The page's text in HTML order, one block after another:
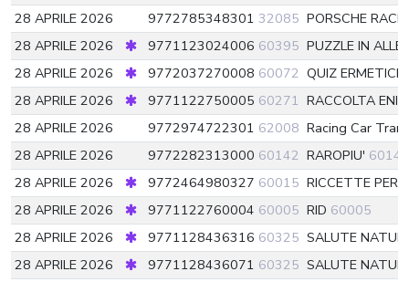
28 APRILE 2026
9772785348301 32085 PORSCHE
28 APRILE 2026
9771123024006 60395 PUZZLE IN
28 APRILE 2026
9772037270008 60072 QUIZ ERMETICI
28 APRILE 2026
9771122750005 60271 RACCOLTA
28 APRILE 2026
9772974722301 62008 Racing Car
28 APRILE 2026
9772282313000 60142 RAROPIU' 60142
28 APRILE 2026
9772464980327 60015 RICCETTE PER
28 APRILE 2026
9771122760004 60005 RID 60005
28 APRILE 2026
9771128436316 60325 SALUTE
28 APRILE 2026
9771128436071 60325 SALUTE